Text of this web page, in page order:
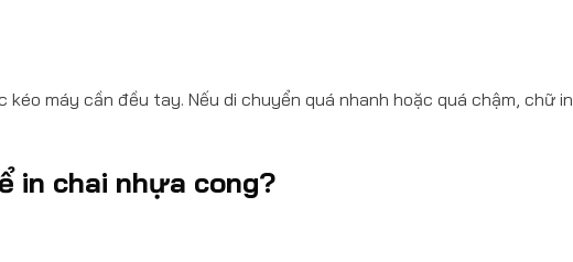
máy cần đều tay. Nếu di chuyển quá nhanh hoặc quá chậm, chữ
in chai nhựa cong?